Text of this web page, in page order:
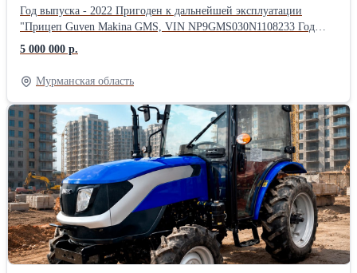
Год выпуска - 2022 Пригоден к дальнейшей эксплуатации
"Прицеп Guven Makina GMS, VIN NP9GMS030N1108233 Год
выпуска - 2022 грузоподъемность - 30500 кг. Объем
смесительного барабана 16 м3. Требуется ремонт рамы,
электропроводки. "
5 000 000 р.
Мурманская область